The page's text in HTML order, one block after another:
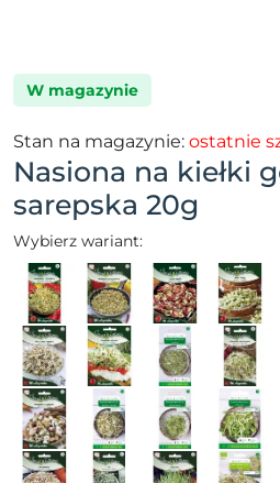
W magazynie
Stan na magazynie: ostatnie
Nasiona na kiełki
sarepska 20g
Wybierz wariant: